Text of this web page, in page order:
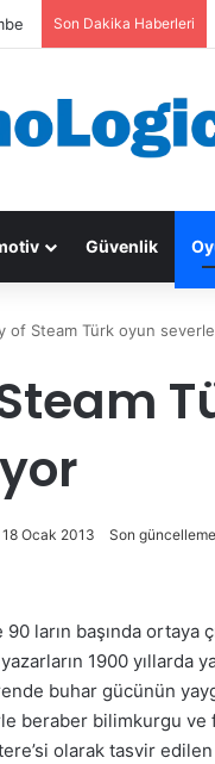
Son Dakika Haberleri
Güvenlik
of Steam Türk oyun
18 Ocak 2013 Son
ların başında ortaya
1900 yıllarda
buhar gücünün
beraber bilimkurgu ve
olarak tasvir edilen